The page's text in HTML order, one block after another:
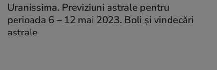
Uranissima. Previziuni astrale pentru
perioada 6 – 12 mai 2023. Boli și vindecări
astrale